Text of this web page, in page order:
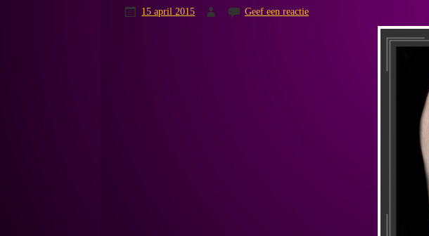
15 april 2015 Geef een reactie